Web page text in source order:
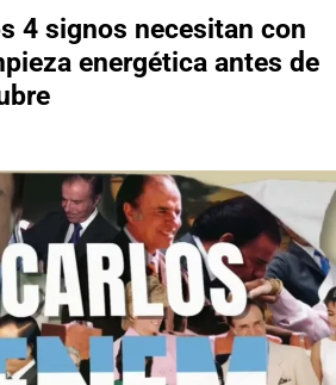
4 signos necesitan con
energética antes de